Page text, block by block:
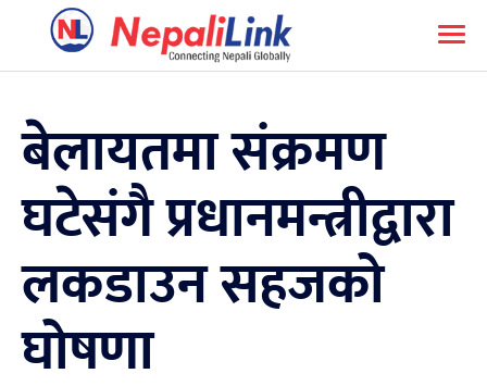
बेलायतमा संक्रमण
घटेसंगै प्रधानमन्त्रीद्वारा
लकडाउन सहजको
घोषणा